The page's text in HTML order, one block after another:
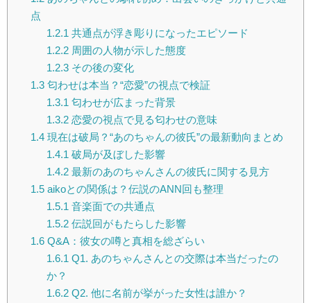
点
1.2.1 共通点が浮き彫りになったエピソード
1.2.2周囲の人物が示した態度
1.2.3その後の変化
1.3匂わせは本当？“恋愛”の視点で検証
1.3.1 匂わせが広まった背景
1.3.2恋愛の視点で見る匂わせの意味
1.4現在は破局？“あのちゃんの彼氏”の最新動向まとめ
1.4.1 破局が及ぼした影響
1.4.2最新のあのちゃんさんの彼氏に関する見方
1.5aikoとの関係は？伝説のANN回も整理
1.5.1 音楽面での共通点
1.5.2伝説回がもたらした影響
1.6Q&A：彼女の噂と真相を総ざらい
1.6.1 Q1. あのちゃんさんとの交際は本当だったの
か？
1.6.2Q2. 他に名前が挙がった女性は誰か？